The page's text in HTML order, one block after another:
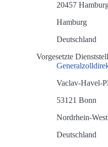
20457
Hamburg
Deutschland
Vorgesetzte
Vaclav-Havel-
53121 Bonn
Nordrhein-
Deutschland